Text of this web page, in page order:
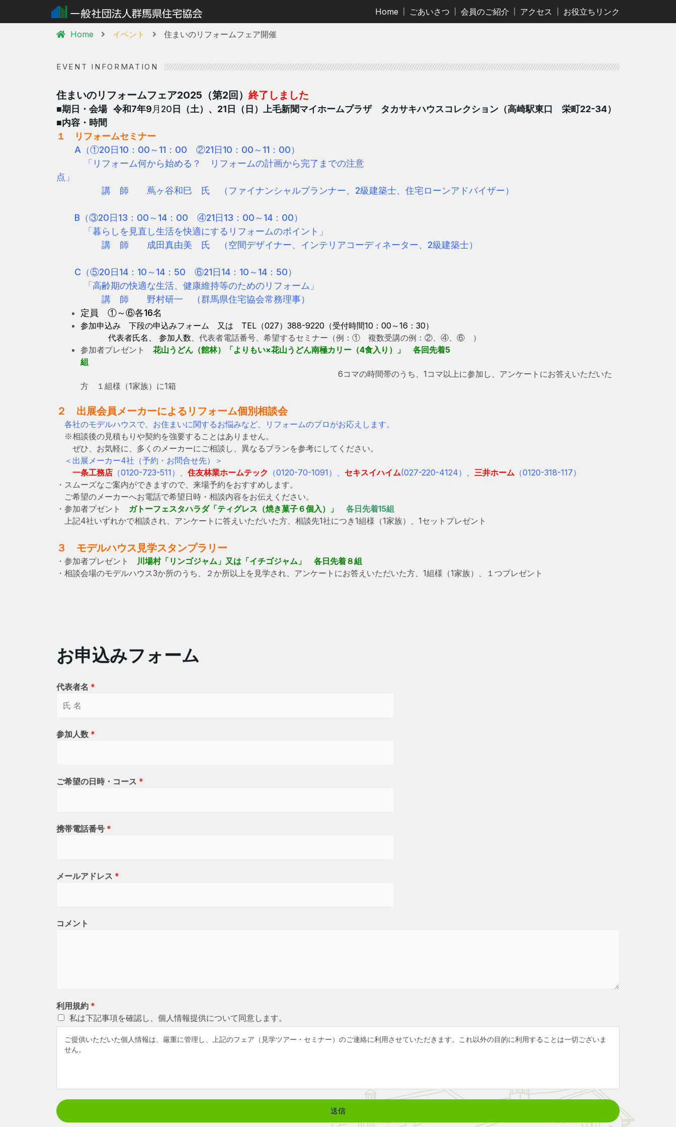
Home ごあいさつ 会員のご紹介 アクセス お役立ちリンク
Home イベント 住まいのリフォームフェア開催
EVENT INFORMATION
住まいのリフォームフェア2025（第2 回） 終了しました
■期日・会場 令和7年9 月20 日（土）、21 日（日）上毛新聞マイホームプラザ タカサキハウスコレクション（高崎駅東口 栄町22-34）
■内容・時間
１ リフォームセミナー
A（①20日10：00～11：00 ②21日10：00～11：00）
「リフォーム何から始める？ リフォームの計画から完了までの注意
点」
講 師 蔦ヶ谷和巳 氏 （ファイナンシャルプランナー、2級建築士、住宅ローンアドバイザー）
B（③20日13：00～14：00 ④21日13：00～14：00）
「暮らしを見直し生活を快適にする リフォームのポイント」
講 師 成田真由美 氏 （空間デザイナー、インテリアコーディネーター、2級建築士）
C（⑤20日14：10～14：50 ⑥21日14：10～14：50）
「高齢期の快適な生活、健康維持等のためのリフォーム」
講 師 野村研一 （群馬県住宅協会常務理事）
定員 ①～⑥各16名
参加申込み 下段の申込みフォーム 又は TEL（027）388-9220（受付時間10：00～16：30）
代表者氏名、 参加人数、代表者電話番号、希望するセミナー（例：① 複数受講の例：②、④、⑥ ）
参加者プレゼント 花山うどん（館林）「よりもい×花山うどん南極カリー（4食入り）」 各回先着5
組
6コマの時間帯のうち、1コマ以上に参加し、アンケートにお答えいただいた
方 １組様（1家族）に1箱
２ 出展会員メーカーによるリフォーム個別相談会
各社のモデルハウスで、お住まいに関するお悩みなど、リフォームのプロがお応えします。
※相談後の見積もりや契約を強要することはありません。
ぜひ、 お気軽に、多くのメーカーにご相談し、異なるプランを参考にしてください。
＜出展メーカー4社（予約・お問合せ先）＞
一条工務店 （0120-723-511）、 住友林業ホームテック （0120-70-1091）、 セキスイハイム(027-220-4124） 、 三井ホーム （0120-318-117）
・スムーズなご案内ができますので、来場予約をおすすめします。
ご希望のメーカーへお電話で希望日時・相談内容をお伝えください。
・参加者プゼント
ガトーフェスタハラダ「ティグレス（焼き菓子６個入）」
各日先着15組
上記4社いずれかで相談され、アンケートに答えいただいた方、相談先1社につき1組様（1家族）、1セット プレゼント
３ モデルハウス見学スタンプラリー
・参加者プレゼント 川場村「リンゴジャム」又は「イチゴジャム」 各日先着８組
・相談会場のモデルハウス3か所のうち、２か所以上を見学され、アンケートにお答えいただいた方、1組様（1家族）、１つプレゼント
お申込みフォーム
代表者名 *
参加人数 *
ご希望の日時・コース *
携帯電話番号 *
メールアドレス *
コメント
利用規約 *
私は下記事項を確認し、個人情報提供について同意します。
ご提供いただいた個人情報は、厳重に管理し、上記のフェア（見学ツアー・セミナー）のご連絡に利用させていただきます。これ以外の目的に利用することは一切ございま
せん。
送信